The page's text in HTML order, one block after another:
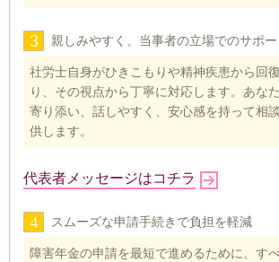
3 親しみやすく、当事者の立場でのサポー
社労士自身がひきこもりや精神疾患から回
り、その視点から丁寧に対応します。あな
寄り添い、話しやすく、安心感を持って相
供します。
代表者メッセージはコチラ
4 スムーズな申請手続きで負担を軽減
障害年金の申請を最短で進めるために、す